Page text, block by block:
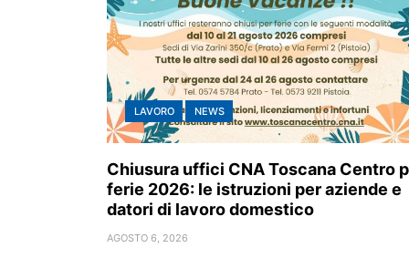
LAVORO NEWS
Chiusura uffici CNA Toscana Centro
ferie 2026: le istruzioni per aziende e
datori di lavoro domestico
AGOSTO 6, 2026